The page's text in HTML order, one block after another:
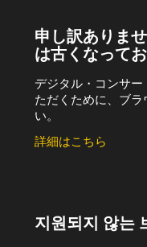
申し訳ありま
は古くなって
デジタル・コンサ
ただくために、ブ
い。
詳細はこちら
지원되지 않는